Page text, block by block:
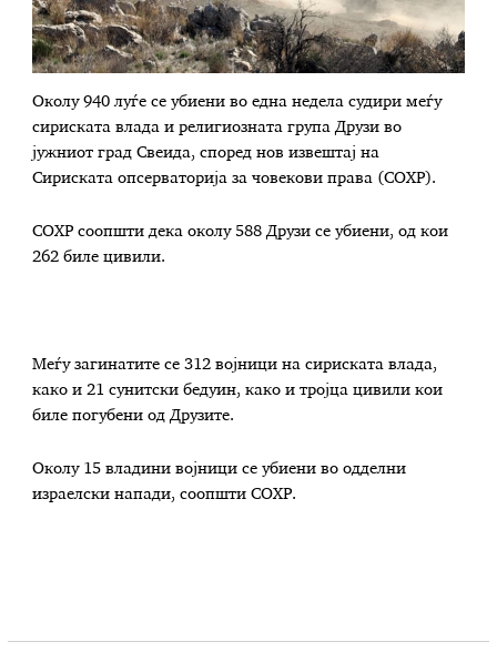
Околу 940 луѓе се убиени во една недела судири меѓу
сириската влада и религиозната група Друзи во
јужниот град Свеида, според нов извештај на
Сириската опсерваторија за човекови права (СОХР).
СОХР соопшти дека околу 588 Друзи се убиени, од кои
262 биле цивили.
Меѓу загинатите се 312 војници на сириската влада,
како и 21 сунитски бедуин, како и тројца цивили кои
биле погубени од Друзите.
Околу 15 владини војници се убиени во одделни
израелски напади, соопшти СОХР.